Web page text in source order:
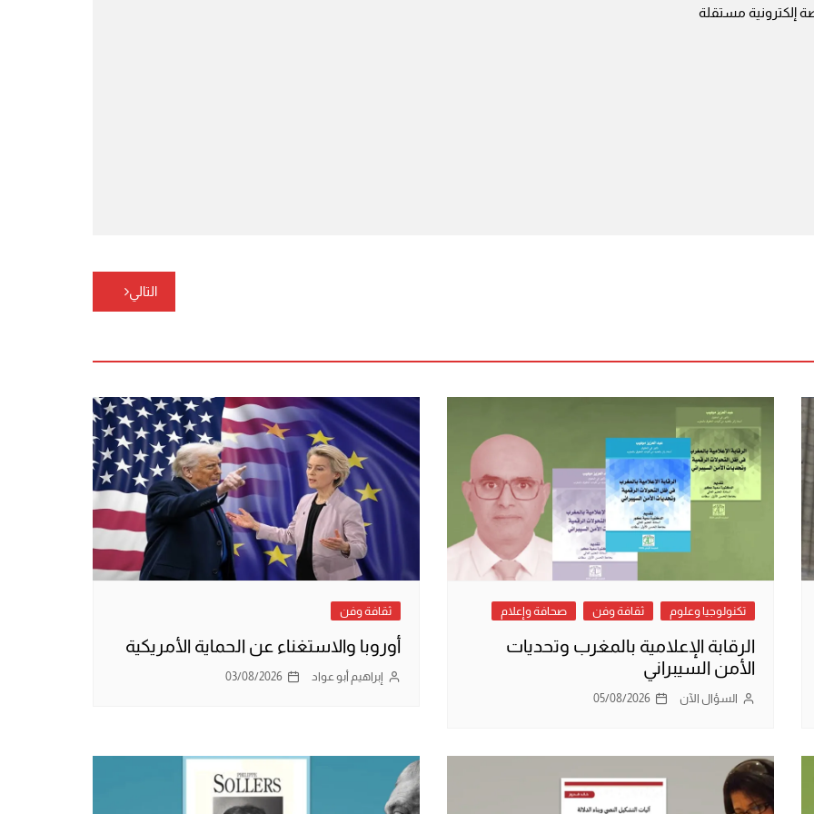
إلكترونية مستقلة
التالي
تكنولوجيا وعلوم ثقافة وفن صحافة وإعلام
الرقابة الإعلامية بالمغرب وتحديات
الأمن السيبراني
السؤال الآن 05/08/2026
ثقافة وفن
أوروبا والاستغناء عن الحماية الأمريكية
إبراهيم أبو عواد 03/08/2026